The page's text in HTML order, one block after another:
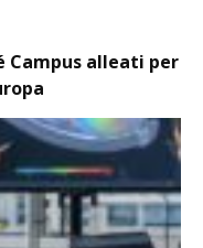
Campus alleati per